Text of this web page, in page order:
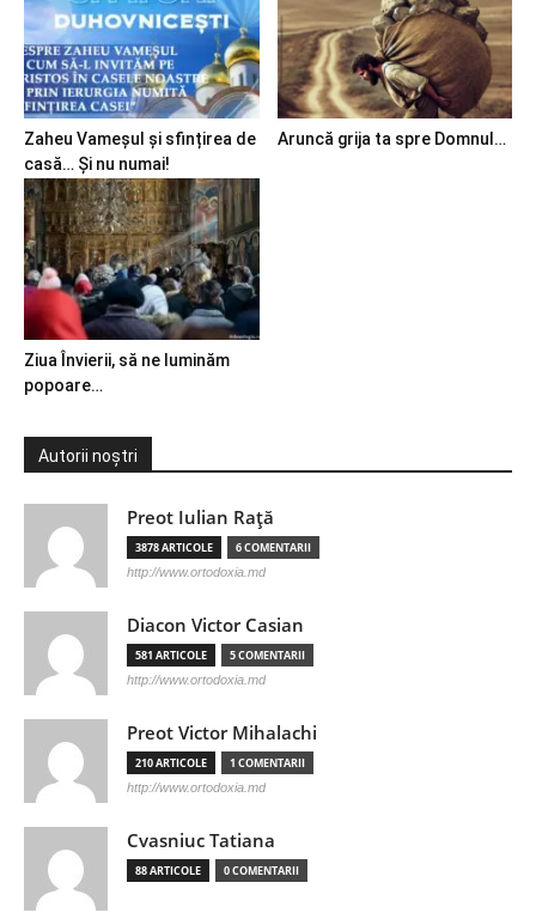
Zaheu Vameșul și sfințirea de
casă… Și nu numai!
Aruncă grija ta spre Domnul…
Ziua Învierii, să ne luminăm
popoare…
Autorii noștri
Preot Iulian Raţă
3878 ARTICOLE 6 COMENTARII
http://www.ortodoxia.md
Diacon Victor Casian
581 ARTICOLE 5 COMENTARII
http://www.ortodoxia.md
Preot Victor Mihalachi
210 ARTICOLE 1 COMENTARII
http://www.ortodoxia.md
Cvasniuc Tatiana
88 ARTICOLE 0 COMENTARII